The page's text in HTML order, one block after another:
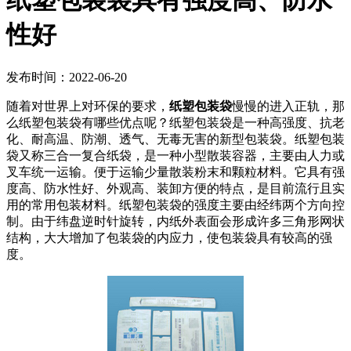
性好
发布时间：2022-06-20
随着对世界上对环保的要求， 纸塑包装袋慢慢的进入正轨，那
么纸塑包装袋有哪些优点呢？纸塑包装袋是一种高强度、抗老
化、耐高温、防潮、透气、无毒无害的新型包装袋。纸塑包装
袋又称三合一复合纸袋，是一种小型散装容器，主要由人力或
叉车统一运输。便于运输少量散装粉末和颗粒材料。它具有强
度高、防水性好、外观高、装卸方便的特点，是目前流行且实
用的常用包装材料。纸塑包装袋的强度主要由经纬两个方向控
制。由于纬盘逆时针旋转，内纸外表面会形成许多三角形网状
结构，大大增加了包装袋的内应力，使包装袋具有较高的强
度。